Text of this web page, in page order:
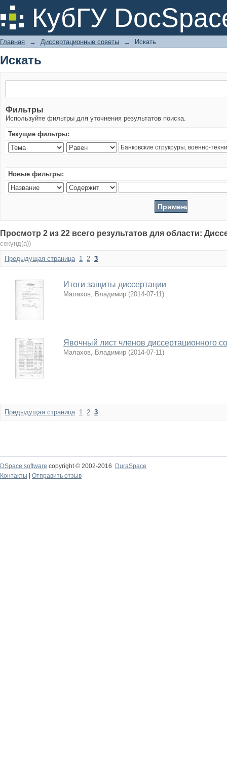
КубГУ
Искать
Главная → Диссертационные советы → Искать
Искать
Фильтры
Используйте фильтры для уточнения результатов поиска.
Текущие фильтры:
Новые фильтры:
Просмотр 2 из 22 всего результатов для области:
секунд(а))
Предыдущая страница 1 2 3
Итоги защиты диссертации
Малахов, Владимир (2014-07-11)
Явочный лист членов диссертационного
Малахов, Владимир (2014-07-11)
Предыдущая страница 1 2 3
DSpace software copyright © 2002-2016
DuraSpace
Контакты
Отправить отзыв